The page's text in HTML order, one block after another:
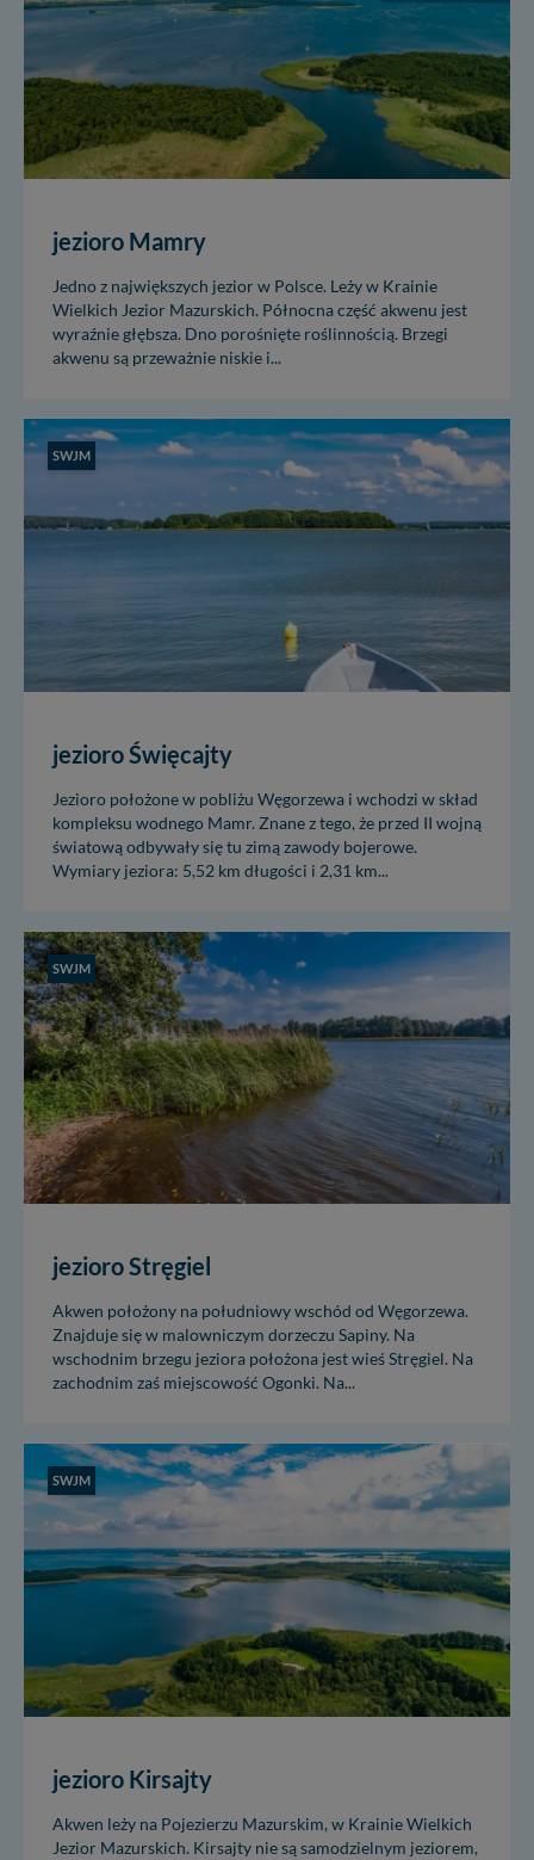
jezioro Mamry
Jedno z największych jezior w Polsce. Leży w Krainie
Wielkich Jezior Mazurskich. Północna część akwenu jest
wyraźnie głębsza. Dno porośnięte roślinnością. Brzegi
akwenu są przeważnie niskie i...
SWJM
jezioro Święcajty
Jezioro położone w pobliżu Węgorzewa i wchodzi w skład
kompleksu wodnego Mamr. Znane z tego, że przed II wojną
światową odbywały się tu zimą zawody bojerowe.
Wymiary jeziora: 5,52 km długości i 2,31 km...
SWJM
jezioro Stręgiel
Akwen położony na południowy wschód od Węgorzewa.
Znajduje się w malowniczym dorzeczu Sapiny. Na
wschodnim brzegu jeziora położona jest wieś Stręgiel. Na
zachodnim zaś miejscowość Ogonki. Na...
SWJM
jezioro Kirsajty
Akwen leży na Pojezierzu Mazurskim, w Krainie Wielkich
Jezior Mazurskich. Kirsajty nie są samodzielnym jeziorem,